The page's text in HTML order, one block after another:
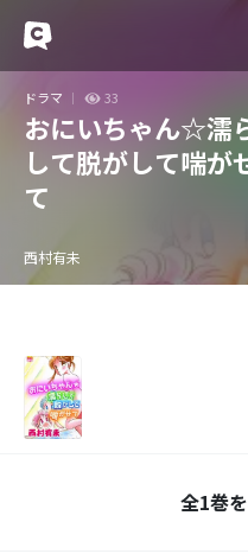
ドラマ 33
おにいちゃん☆濡
して脱がして喘が
て
西村有未
全1巻